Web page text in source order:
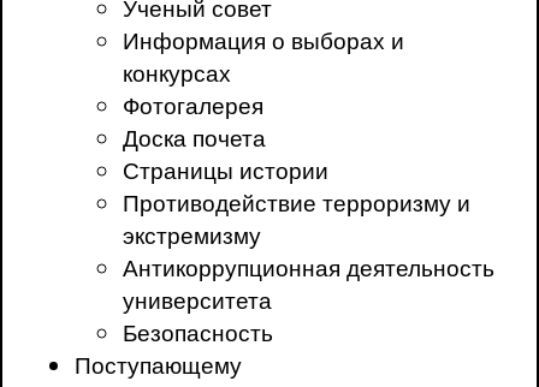
Информация о выборах и
конкурсах
Фотогалерея
Доска почета
Страницы истории
Противодействие терроризму и
экстремизму
Антикоррупционная деятельность
университета
Безопасность
Поступающему